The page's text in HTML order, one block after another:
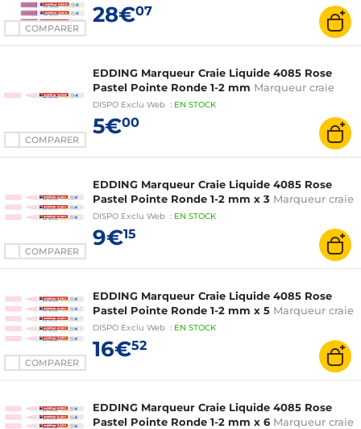
COMPARER
28€07
COMPARER
EDDING Marqueur Craie Liquide 4085 Rose
Pastel Pointe Ronde 1-2 mm Marqueur craie
DISPO Exclu Web : EN STOCK
5€00
COMPARER
EDDING Marqueur Craie Liquide 4085 Rose
Pastel Pointe Ronde 1-2 mm x 3 Marqueur craie
DISPO Exclu Web : EN STOCK
9€15
COMPARER
EDDING Marqueur Craie Liquide 4085 Rose
Pastel Pointe Ronde 1-2 mm x 5 Marqueur craie
DISPO Exclu Web : EN STOCK
16€52
EDDING Marqueur Craie Liquide 4085 Rose
Pastel Pointe Ronde 1-2 mm x 6 Marqueur craie